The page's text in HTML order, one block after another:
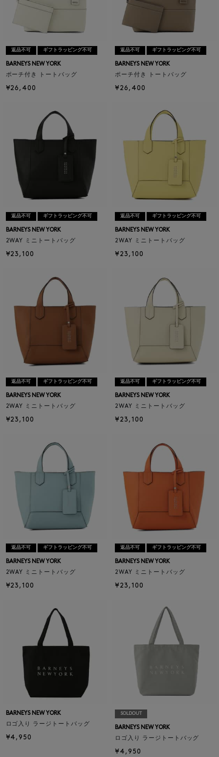
返品不可 ギフトラッピング不可
BARNEYS NEW YORK
ポーチ付き トートバッグ
¥26,400
返品不可 ギフトラッピング不可
BARNEYS NEW YORK
ポーチ付き トートバッグ
¥26,400
返品不可 ギフトラッピング不可
BARNEYS NEW YORK
2WAY ミニトートバッグ
¥23,100
返品不可 ギフトラッピング不可
BARNEYS NEW YORK
2WAY ミニトートバッグ
¥23,100
返品不可 ギフトラッピング不可
BARNEYS NEW YORK
2WAY ミニトートバッグ
¥23,100
返品不可 ギフトラッピング不可
BARNEYS NEW YORK
2WAY ミニトートバッグ
¥23,100
返品不可 ギフトラッピング不可
BARNEYS NEW YORK
2WAY ミニトートバッグ
¥23,100
返品不可 ギフトラッピング不可
BARNEYS NEW YORK
2WAY ミニトートバッグ
¥23,100
BARNEYS NEW YORK
ロゴ入り ラージトートバッグ
¥4,950
SOLDOUT
BARNEYS NEW YORK
ロゴ入り ラージトートバッグ
¥4,950